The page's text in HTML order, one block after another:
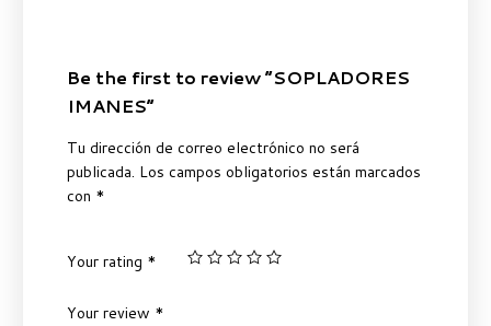
Be the first to review “SOPLADORES
IMANES”
Tu dirección de correo electrónico no será
publicada. Los campos obligatorios están marcados
con *
Your rating *
Your review *